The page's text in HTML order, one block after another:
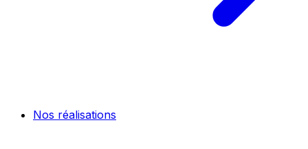
Nos réalisations